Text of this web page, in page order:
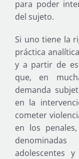
para poder
del sujeto.
Si uno tiene la
práctica
y a partir de
que, en
demanda
en la
cometer
en los
adolescentes